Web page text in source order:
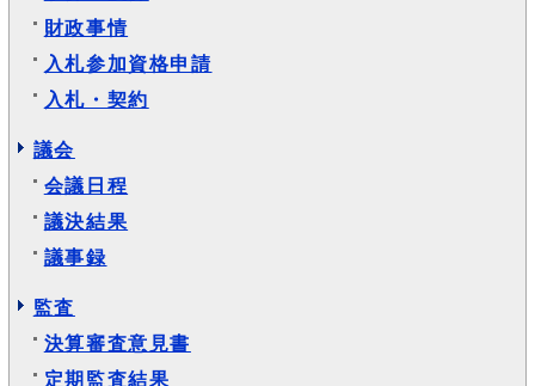
財政事情
入札参加資格申請
入札・契約
議会
会議日程
議決結果
議事録
監査
決算審査意見書
定期監査結果